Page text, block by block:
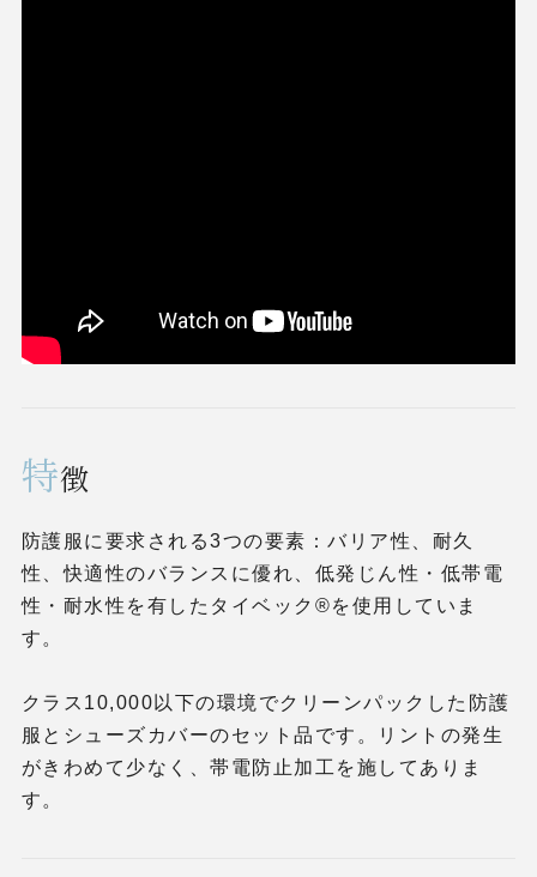
特徴
防護服に要求される3つの要素：バリア性、耐久
性、快適性のバランスに優れ、低発じん性・低帯電
性・耐水性を有したタイベック®を使用していま
す。
クラス10,000以下の環境でクリーンパックした防護
服とシューズカバーのセット品です。リントの発生
がきわめて少なく、帯電防止加工を施してありま
す。